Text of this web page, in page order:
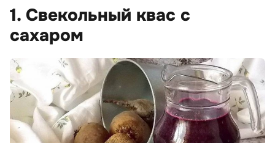
1. Свекольный квас с
сахаром